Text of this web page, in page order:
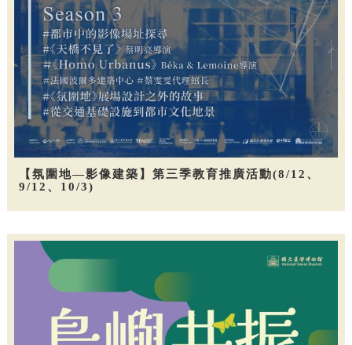
【氛圍地—影像建築】第三季教育推廣活動(8/12、
9/12、10/3)